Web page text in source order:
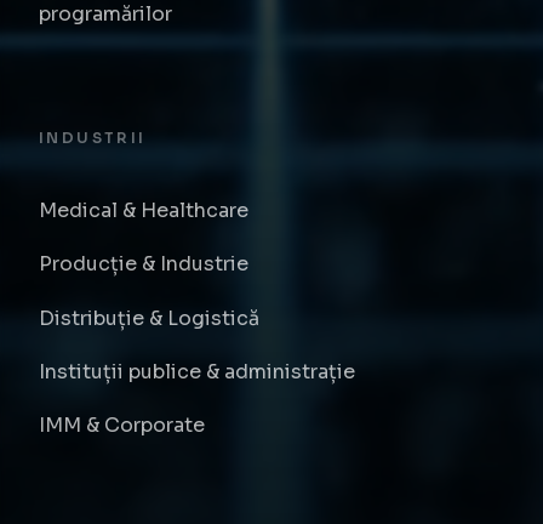
programărilor
INDUSTRII
Medical & Healthcare
Producție & Industrie
Distribuție & Logistică
Instituții publice & administrație
IMM & Corporate